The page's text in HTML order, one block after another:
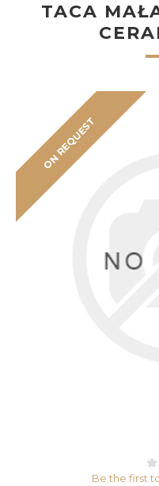
TACA
ON REQUEST
Be the first